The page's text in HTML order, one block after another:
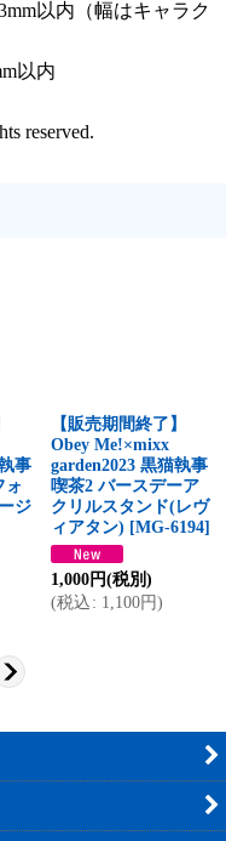
以内（幅はキャラク
以内
reserved.
事
ォ
ジ
【販売期間終了】
Obey Me!×mixx
garden2023 黒猫執事
喫茶2 バースデーア
クリルスタンド(レヴ
ィアタン) [MG-6194]
1,000 円(税別)
(税込 : 1,100円)